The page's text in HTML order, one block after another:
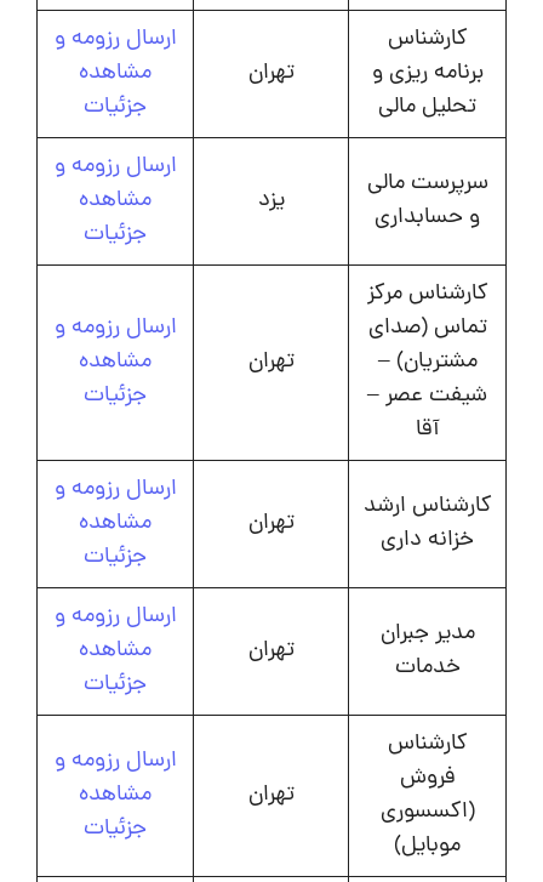
کارشناس
برنامه ریزی و
تحلیل مالی
تهران
ارسال رزومه و
مشاهده
جزئیات
سرپرست مالی
و حسابداری
یزد
ارسال رزومه و
مشاهده
جزئیات
کارشناس مرکز
تماس (صدای
مشتریان) –
شیفت عصر –
آقا
تهران
ارسال رزومه و
مشاهده
جزئیات
کارشناس ارشد
خزانه داری
تهران
ارسال رزومه و
مشاهده
جزئیات
مدیر جبران
خدمات
تهران
ارسال رزومه و
مشاهده
جزئیات
کارشناس
فروش
(اکسسوری
موبایل)
تهران
ارسال رزومه و
مشاهده
جزئیات